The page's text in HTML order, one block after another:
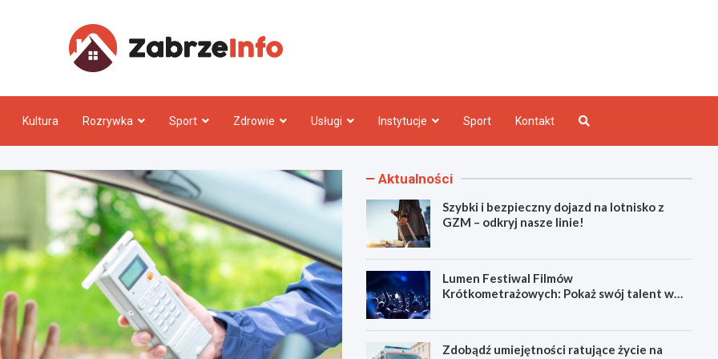
Kultura Rozrywka Sport Zdrowie Usługi Instytucje Sport Kontakt
Aktualności
Szybki i bezpieczny dojazd na lotnisko z
GZM – odkryj nasze linie!
Lumen Festiwal Filmów
Krótkometrażowych: Pokaż swój talent w
Zdobądź umiejętności ratujące życie na